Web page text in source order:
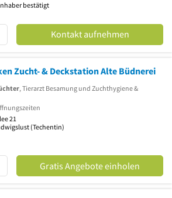
bestätigt
Kontakt aufnehmen
Zucht- & Deckstation Alte Büdnerei
, Tierarzt Besamung und Zuchthygiene &
21
(Techentin)
Gratis Angebote einholen